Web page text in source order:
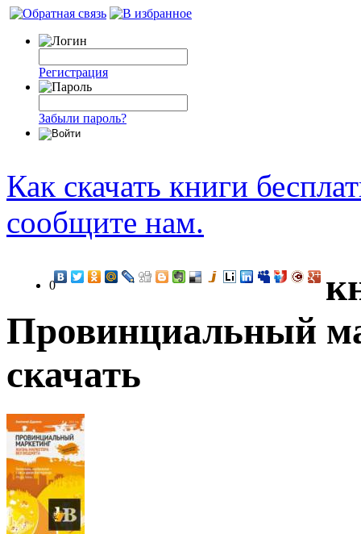
Регистрация
Забыли пароль?
Как скачать книги
сообщите нам.
0
Провинциальный
скачать